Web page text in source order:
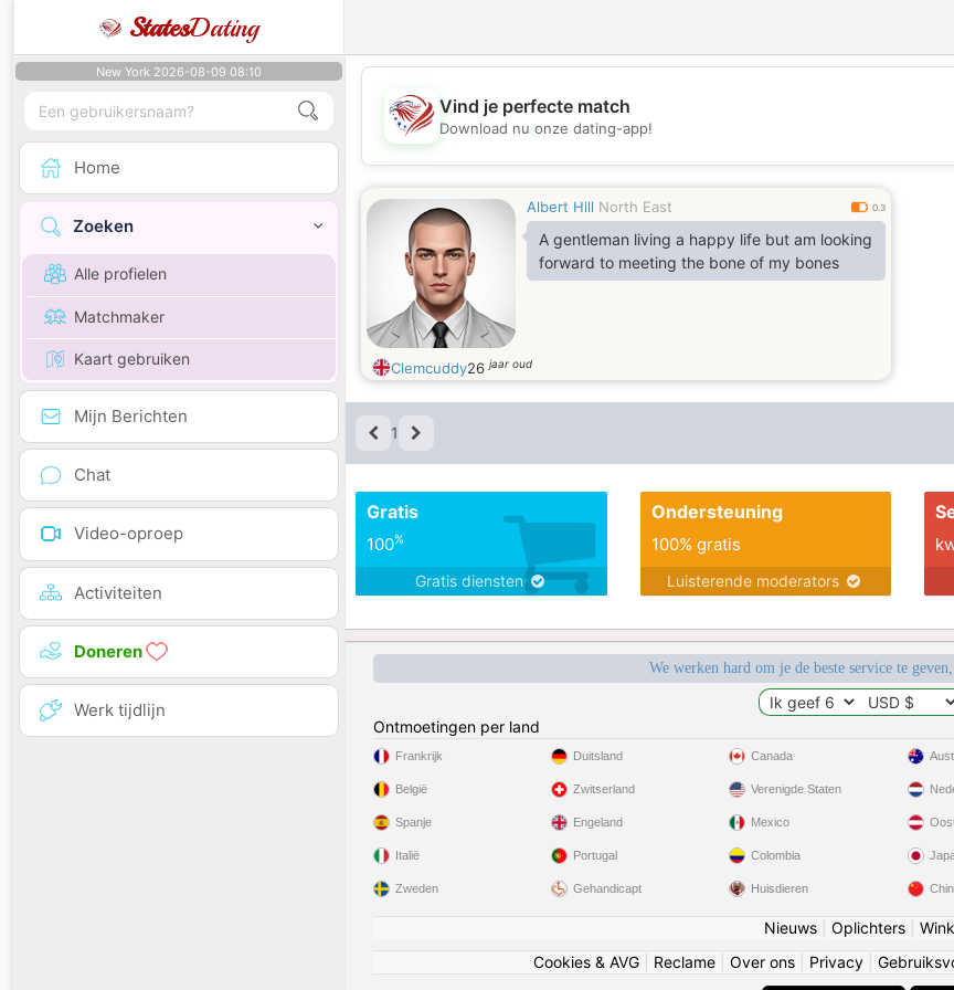
StatesDating
New York 2026-08-09 08:10
Home
Zoeken
Alle profielen
Matchmaker
Kaart gebruiken
Mijn Berichten
Chat
Video-oproep
Activiteiten
Doneren
Werk tijdlijn
💖
Vind je perfecte match
Download nu onze dating-app!
Albert Hill North East 0.3
A gentleman living a happy life but am looking
forward to meeting the bone of my bones
Clemcuddy26jaar oud
1
Gratis
100%
Gratis diensten
Ondersteuning
100% gratis
Luisterende moderators
We werken hard om je de beste service te
Ontmoetingen per land
Frankrijk
België
Spanje
Italië
Zweden
Duitsland
Zwitserland
Engeland
Portugal
Gehandicapt
Canada
Verenigde Staten
Mexico
Colombia
Huisdieren
Nieuws| Oplichters|
Cookies & AVG
Reclame Over ons Privacy